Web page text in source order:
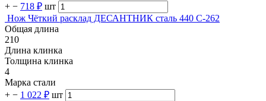
+ − 718 ₽ шт
Нож Чёткий расклад ДЕСАНТНИК сталь 440 C-262
Общая длина
210
Длина клинка
Толщина клинка
4
Марка стали
+ − 1 022 ₽ шт